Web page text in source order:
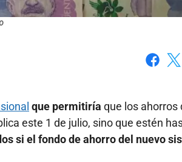
que permitiría que los ahorros
este 1 de julio, sino que estén
si el fondo de ahorro del nuevo